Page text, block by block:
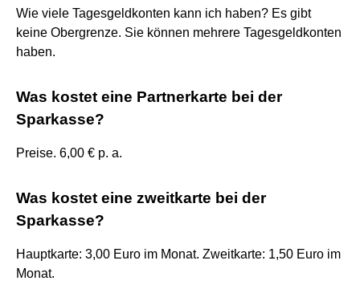
Wie viele Tagesgeldkonten kann ich haben? Es gibt
keine Obergrenze. Sie können mehrere Tagesgeldkonten
haben.
Was kostet eine Partnerkarte bei der
Sparkasse?
Preise. 6,00 € p. a.
Was kostet eine zweitkarte bei der
Sparkasse?
Hauptkarte: 3,00 Euro im Monat. Zweitkarte: 1,50 Euro im
Monat.